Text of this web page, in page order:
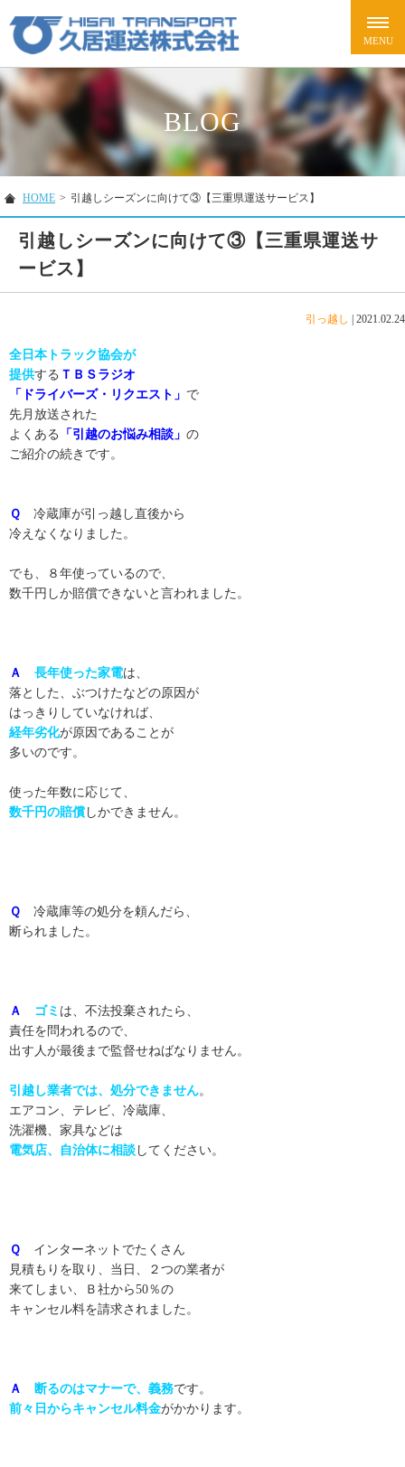
BLOG
HOME > 引越しシーズンに向けて③【三重県運送サービス】
引越しシーズンに向けて③【三重県運送サ
ービス】
引っ越し 2021.02.24
全日本トラック協会が
提供する ＴＢＳラジオ
「ドライバーズ・リクエスト」 で
先月放送された
よくある
「引越のお悩み相談」 の
ご紹介の続きです。
Ｑ 冷蔵庫が引っ越し直後から
冷えなくなりました。
でも、８年使っているので、
数千円しか賠償できないと言われました。
Ａ 長年使った家電は、
落とした、ぶつけたなどの原因が
はっきりしていなければ、
経年劣化が原因であることが
多いのです。
使った年数に応じて、
数千円の賠償 しかできません。
Ｑ 冷蔵庫等の処分を頼んだら、
断られました。
Ａ ゴミ は、不法投棄されたら、
責任を問われるので、
出す人が最後まで監督せねばなりません。
引越し業者では、処分できません。
エアコン、テレビ、冷蔵庫、
洗濯機、家具などは
電気店、自治体に相談 してください。
Ｑ インターネットでたくさん
見積もりを取り、当日、２つの業者が
来てしまい、Ｂ社から50％の
キャンセル料を請求されました。
Ａ 断るのはマナーで、義務です。
前々日からキャンセル料金がかかります。